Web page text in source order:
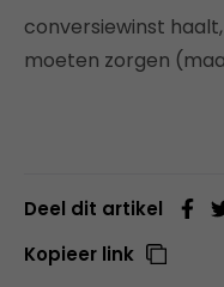
conversiewinst
moeten zorgen
Deel dit artikel
Kopieer link